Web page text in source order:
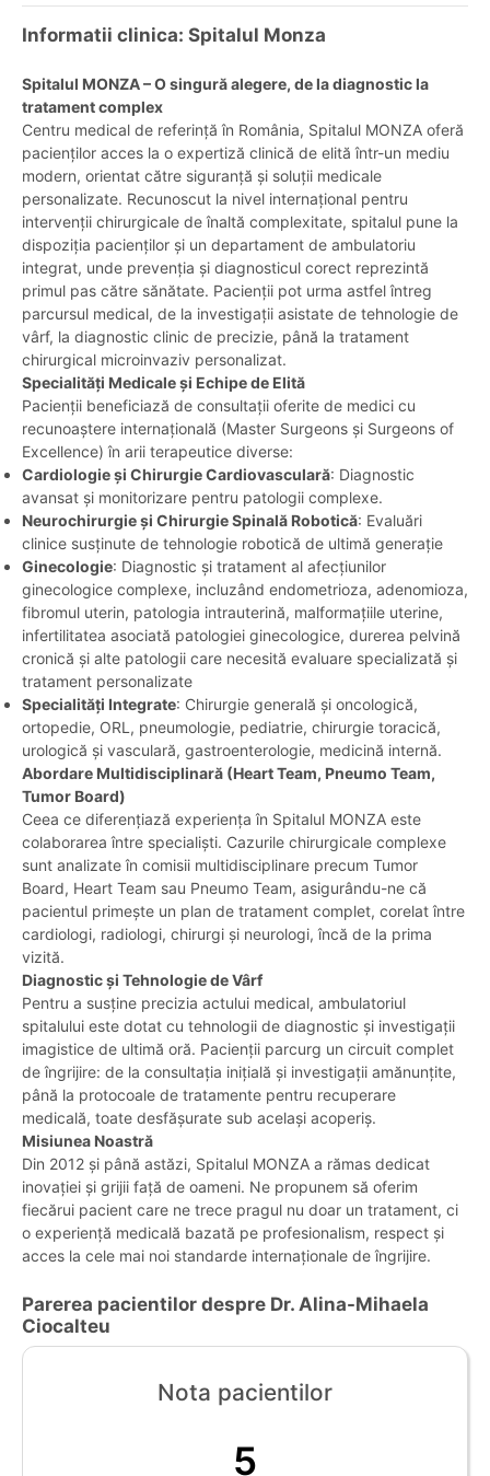
Informatii clinica: Spitalul Monza
Spitalul MONZA – O singură alegere, de la diagnostic la
tratament complex
Centru medical de referință în România, Spitalul MONZA oferă
pacienților acces la o expertiză clinică de elită într-un mediu
modern, orientat către siguranță și soluții medicale
personalizate. Recunoscut la nivel internațional pentru
intervenții chirurgicale de înaltă complexitate, spitalul pune la
dispoziția pacienților și un departament de ambulatoriu
integrat, unde prevenția și diagnosticul corect reprezintă
primul pas către sănătate. Pacienții pot urma astfel întreg
parcursul medical, de la investigații asistate de tehnologie de
vârf, la diagnostic clinic de precizie, până la tratament
chirurgical microinvaziv personalizat.
Specialități Medicale și Echipe de Elită
Pacienții beneficiază de consultații oferite de medici cu
recunoaștere internațională (Master Surgeons și Surgeons of
Excellence) în arii terapeutice diverse:
Cardiologie și Chirurgie Cardiovasculară: Diagnostic
avansat și monitorizare pentru patologii complexe.
Neurochirurgie și Chirurgie Spinală Robotică: Evaluări
clinice susținute de tehnologie robotică de ultimă generație
Ginecologie: Diagnostic și tratament al afecțiunilor
ginecologice complexe, incluzând endometrioza, adenomioza,
fibromul uterin, patologia intrauterină, malformațiile uterine,
infertilitatea asociată patologiei ginecologice, durerea pelvină
cronică și alte patologii care necesită evaluare specializată și
tratament personalizate
Specialități Integrate: Chirurgie generală și oncologică,
ortopedie, ORL, pneumologie, pediatrie, chirurgie toracică,
urologică și vasculară, gastroenterologie, medicină internă.
Abordare Multidisciplinară (Heart Team, Pneumo Team,
Tumor Board)
Ceea ce diferențiază experiența în Spitalul MONZA este
colaborarea între specialiști. Cazurile chirurgicale complexe
sunt analizate în comisii multidisciplinare precum Tumor
Board, Heart Team sau Pneumo Team, asigurându-ne că
pacientul primește un plan de tratament complet, corelat între
cardiologi, radiologi, chirurgi și neurologi, încă de la prima
vizită.
Diagnostic și Tehnologie de Vârf
Pentru a susține precizia actului medical, ambulatoriul
spitalului este dotat cu tehnologii de diagnostic și investigații
imagistice de ultimă oră. Pacienții parcurg un circuit complet
de îngrijire: de la consultația inițială și investigații amănunțite,
până la protocoale de tratamente pentru recuperare
medicală, toate desfășurate sub același acoperiș.
Misiunea Noastră
Din 2012 și până astăzi, Spitalul MONZA a rămas dedicat
inovației și grijii față de oameni. Ne propunem să oferim
fiecărui pacient care ne trece pragul nu doar un tratament, ci
o experiență medicală bazată pe profesionalism, respect și
acces la cele mai noi standarde internaționale de îngrijire.
Parerea pacientilor despre Dr. Alina-Mihaela
Ciocalteu
Nota pacientilor
5